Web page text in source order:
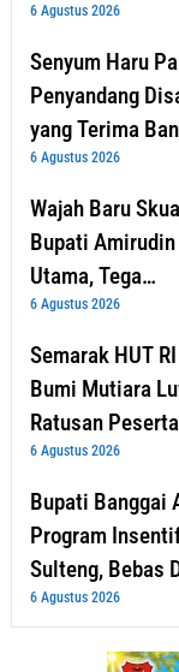
6 Agustus 2026
Senyum Haru
Penyandang
yang Terima
6 Agustus 2026
Wajah Baru
Bupati
Utama, Tega…
6 Agustus 2026
Semarak HUT
Bumi Mutiara
Ratusan
6 Agustus 2026
Bupati Banggai
Program
Sulteng, Bebas
6 Agustus 2026